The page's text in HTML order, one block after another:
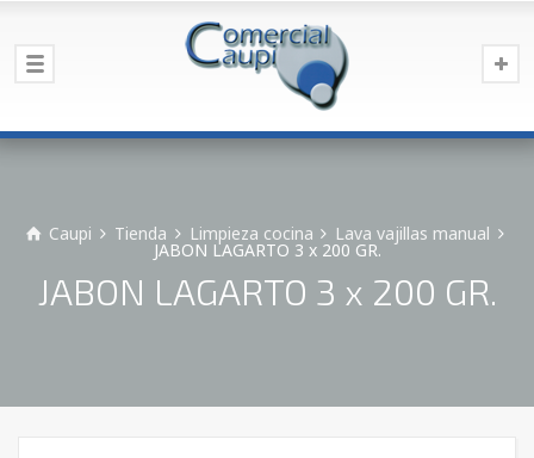
Caupi Tienda Limpieza cocina Lava vajillas manual
JABON LAGARTO 3 x 200 GR.
JABON LAGARTO 3 x 200 GR.